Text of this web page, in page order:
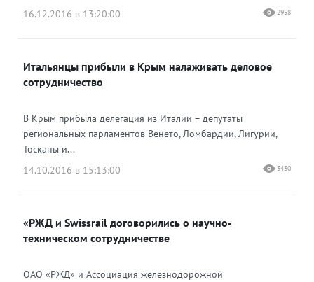
16.12.2016 в 13:20:00
2958
Итальянцы прибыли в Крым налаживать деловое
сотрудничество
В Крым прибыла делегация из Италии – депутаты
региональных парламентов Венето, Ломбардии, Лигурии,
Тосканы и...
14.10.2016 в 15:13:00
3430
«РЖД и Swissrail договорились о научно-
техническом сотрудничестве
ОАО «РЖД» и Ассоциация железнодорожной